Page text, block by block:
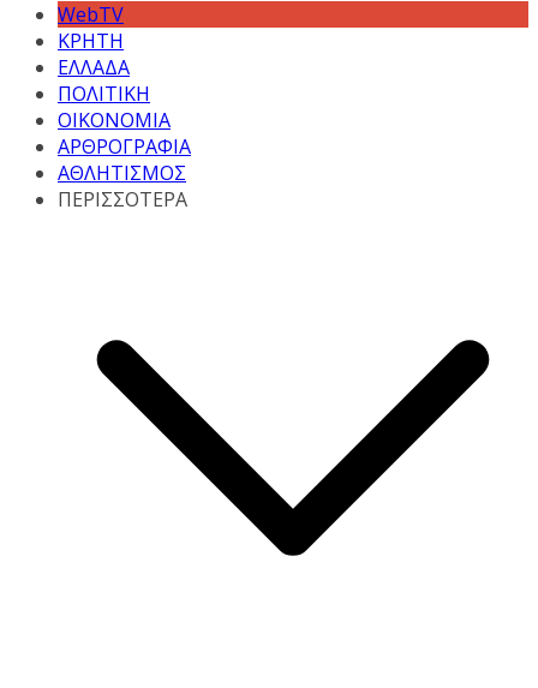
WebTV
ΚΡΗΤΗ
ΕΛΛΑΔΑ
ΠΟΛΙΤΙΚΗ
ΟΙΚΟΝΟΜΙΑ
ΑΡΘΡΟΓΡΑΦΙΑ
ΑΘΛΗΤΙΣΜΟΣ
ΠΕΡΙΣΣΟΤΕΡΑ